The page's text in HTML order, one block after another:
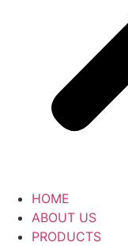
HOME
ABOUT US
PRODUCTS